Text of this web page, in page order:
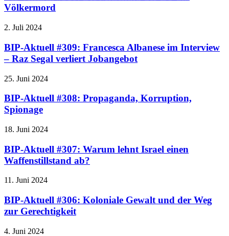
Völkermord
2. Juli 2024
BIP-Aktuell #309: Francesca Albanese im Interview
– Raz Segal verliert Jobangebot
25. Juni 2024
BIP-Aktuell #308: Propaganda, Korruption,
Spionage
18. Juni 2024
BIP-Aktuell #307: Warum lehnt Israel einen
Waffenstillstand ab?
11. Juni 2024
BIP-Aktuell #306: Koloniale Gewalt und der Weg
zur Gerechtigkeit
4. Juni 2024